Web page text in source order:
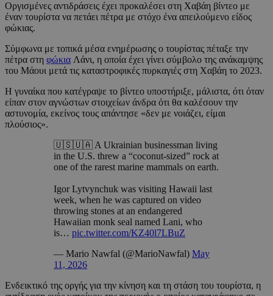
Οργισμένες αντιδράσεις έχει προκαλέσει στη Χαβάη βίντεο με
έναν τουρίστα να πετάει πέτρα με στόχο ένα απειλούμενο είδος
φώκιας.
Σύμφωνα με τοπικά μέσα ενημέρωσης ο τουρίστας πέταξε την
πέτρα στη φώκια Λάνι, η οποία έχει γίνει σύμβολο της ανάκαμψης
του Μάουι μετά τις καταστροφικές πυρκαγιές στη Χαβάη το 2023.
Η γυναίκα που κατέγραψε το βίντεο υποστήριξε, μάλιστα, ότι όταν
είπαν στον αγνώστων στοιχείων άνδρα ότι θα καλέσουν την
αστυνομία, εκείνος τους απάντησε «δεν με νοιάζει, είμαι
πλούσιος».
🇺🇸🇺🇦 A Ukrainian businessman living
in the U.S. threw a “coconut-sized” rock at
one of the rarest marine mammals on earth.
Igor Lytvynchuk was visiting Hawaii last
week, when he was captured on video
throwing stones at an endangered
Hawaiian monk seal named Lani, who
is… pic.twitter.com/KZ40l7LBuZ
— Mario Nawfal (@MarioNawfal) May
11, 2026
Ενδεικτικό της οργής για την κίνηση και τη στάση του τουρίστα, η